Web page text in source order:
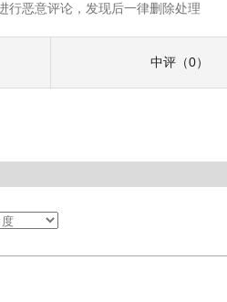
行恶意评论，发现后一律删除处理
中评（0）